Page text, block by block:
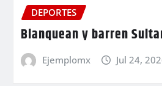
DEPORTES
Blanquean y barren
Ejemplomx Jul 24,